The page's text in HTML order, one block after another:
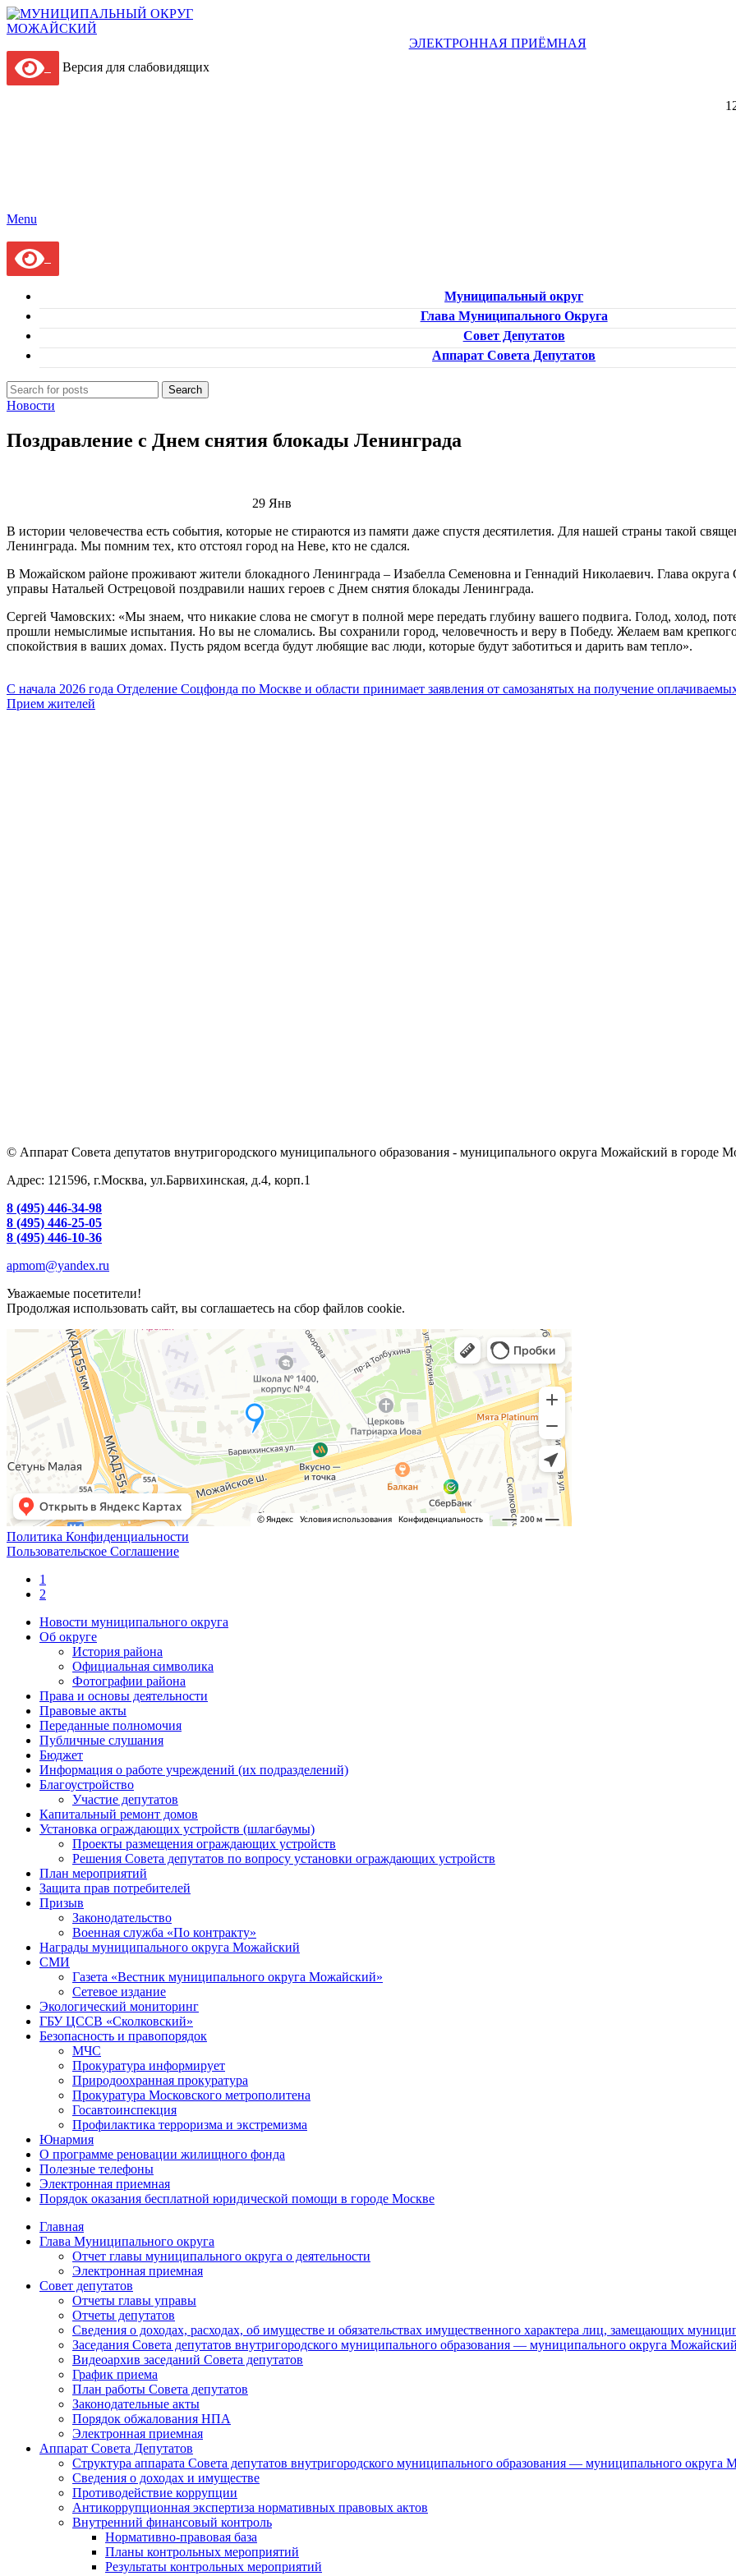
ЭЛЕКТРОННАЯ ПРИЁМНАЯ
Версия для слабовидящих
Menu
Муниципальный округ
Глава Муниципального Округа
Совет Депутатов
Аппарат Совета Депутатов
Search
Новости
Поздравление с Днем снятия блокады Ленинграда
29 Янв
В истории человечества есть события, которые не стираются из памяти даже спустя десятилетия. Для нашей страны такой
Ленинграда. Мы помним тех, кто отстоял город на Неве, кто не сдался.
В Можайском районе проживают жители блокадного Ленинграда – Изабелла Семеновна и Геннадий Николаевич. Глава округа
управы Натальей Острецовой поздравили наших героев с Днем снятия блокады Ленинграда.
Сергей Чамовских: «Мы знаем, что никакие слова не смогут в полной мере передать глубину вашего подвига. Голод, холод,
прошли немыслимые испытания. Но вы не сломались. Вы сохранили город, человечность и веру в Победу. Желаем вам
спокойствия в ваших домах. Пусть рядом всегда будут любящие вас люди, которые будут заботиться и дарить вам тепло».
С начала 2026 года Отделение Соцфонда по Москве и области принимает заявления от самозанятых на получение
Прием жителей
© Аппарат Совета депутатов внутригородского муниципального образования - муниципального округа Можайский в городе
Адрес: 121596, г.Москва, ул.Барвихинская, д.4, корп.1
8 (495) 446-34-98
8 (495) 446-25-05
8 (495) 446-10-36
apmom@yandex.ru
Уважаемые посетители!
Продолжая использовать сайт, вы соглашаетесь на сбор файлов cookie.
Политика Конфиденциальности
Пользовательское Соглашение
1
2
Новости муниципального округа
Об округе
История района
Официальная символика
Фотографии района
Права и основы деятельности
Правовые акты
Переданные полномочия
Публичные слушания
Бюджет
Информация о работе учреждений (их подразделений)
Благоустройство
Участие депутатов
Капитальный ремонт домов
Установка ограждающих устройств (шлагбаумы)
Проекты размещения ограждающих устройств
Решения Совета депутатов по вопросу установки ограждающих устройств
План мероприятий
Защита прав потребителей
Призыв
Законодательство
Военная служба «По контракту»
Награды муниципального округа Можайский
СМИ
Газета «Вестник муниципального округа Можайский»
Сетевое издание
Экологический мониторинг
ГБУ ЦССВ «Сколковский»
Безопасность и правопорядок
МЧС
Прокуратура информирует
Природоохранная прокуратура
Прокуратура Московского метрополитена
Госавтоинспекция
Профилактика терроризма и экстремизма
Юнармия
О программе реновации жилищного фонда
Полезные телефоны
Электронная приемная
Порядок оказания бесплатной юридической помощи в городе Москве
Главная
Глава Муниципального округа
Отчет главы муниципального округа о деятельности
Электронная приемная
Совет депутатов
Отчеты главы управы
Отчеты депутатов
Сведения о доходах, расходах, об имуществе и обязательствах имущественного характера лиц, замещающих
Заседания Совета депутатов внутригородского муниципального образования — муниципального округа
Видеоархив заседаний Совета депутатов
График приема
План работы Совета депутатов
Законодательные акты
Порядок обжалования НПА
Электронная приемная
Аппарат Совета Депутатов
Структура аппарата Совета депутатов внутригородского муниципального образования — муниципального
Сведения о доходах и имуществе
Противодействие коррупции
Антикоррупционная экспертиза нормативных правовых актов
Внутренний финансовый контроль
Нормативно-правовая база
Планы контрольных мероприятий
Результаты контрольных мероприятий